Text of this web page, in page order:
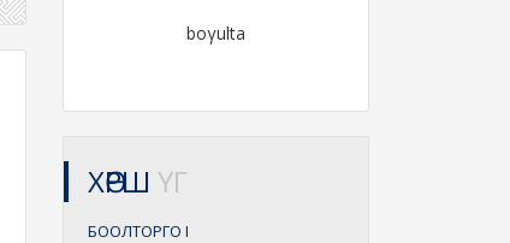
boγulta
ХӨРШ ҮГ
БООЛТОРГО I